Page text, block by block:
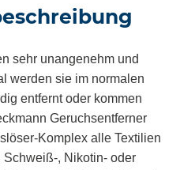
sehr unangenehm und
werden sie im normalen
entfernt oder kommen
Geruchsentferner
Komplex alle Textilien
Schweiß-, Nikotin- oder